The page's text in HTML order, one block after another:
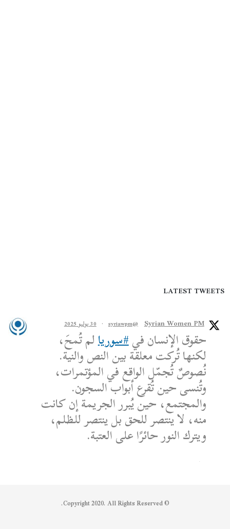
LATEST TWEETS
Syrian Women PM
@syriawpm
· 30 يوليو 2025
حقوق الإنسان في#سوريالم تُمحَ،
لكنها تُركت معلقة بين النص والنية.
نُصوصٌ تُجمّل الواقع في المؤتمرات،
وتُنسى حين تُقرع أبواب السجون.
والمجتمع، حين يُبرر الجريمة إن كانت
منه، لا ينتصر للحق بل ينتصر للظلم،
ويترك النور حائرًا على العتبة.
الكاتب: محمد الشماع
© Copyright 2020. All Rights Reserved.